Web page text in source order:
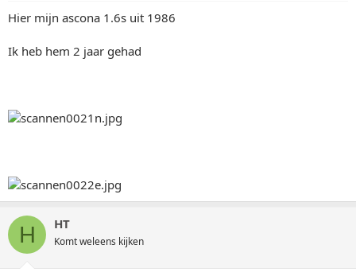
Hier mijn ascona 1.6s uit 1986
Ik heb hem 2 jaar gehad
H HT
Komt weleens kijken